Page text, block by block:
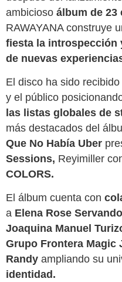
ambicioso álbum de 23
RAWAYANA construye
fiesta la introspección
de nuevas
El disco ha sido
y el público
las listas globales de
más destacados del
Que No Había Uber
Sessions, Reyimiller
COLORS.
El álbum cuenta con
a Elena Rose
Joaquina Manuel
Grupo Frontera Magic
Randy ampliando su
identidad.